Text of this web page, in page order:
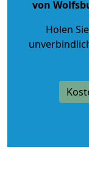
von
Holen